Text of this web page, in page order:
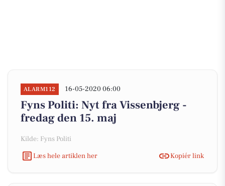
ALARM112 16-05-2020 06:00
Fyns Politi: Nyt fra Vissenbjerg -
fredag den 15. maj
Kilde: Fyns Politi
Læs hele artiklen her
Kopiér link